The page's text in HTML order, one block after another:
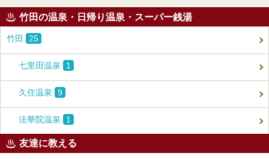
竹田の温泉・日帰り温泉・スーパー銭湯
竹田 25
七里田温泉 1
久住温泉 9
法華院温泉 1
友達に教える